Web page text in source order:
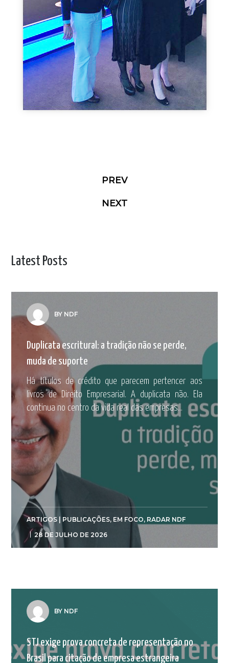
PREV
NEXT
Latest Posts
BY NDF
Duplicata escritural: a tradição não se perde,
muda de suporte
Há títulos de crédito que parecem pertencer aos
livros de Direito Empresarial. A duplicata não. Ela
continua no centro da vida real das empresas...
ARTIGOS | PUBLICAÇÕES, EM FOCO, RADAR NDF
28 DE JULHO DE 2026
BY NDF
STJ exige prova concreta de representação no
Brasil para citação de empresa estrangeira